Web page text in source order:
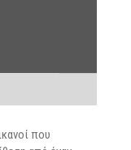
που